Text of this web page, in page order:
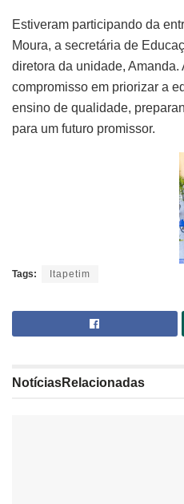
Estiveram participando da
Moura, a secretária de
diretora da unidade, Amanda.
compromisso em priorizar a
ensino de qualidade,
para um futuro promissor.
Tags: Itapetim
NotíciasRelacionadas